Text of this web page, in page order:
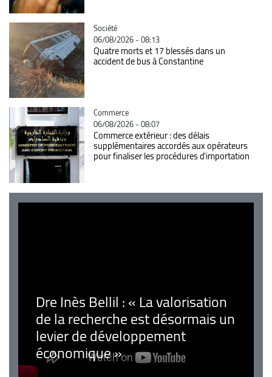
Catégorie
Société
06/08/2026 - 08:13
Quatre morts et 17 blessés dans un
accident de bus à Constantine
Catégorie
Commerce
06/08/2026 - 08:07
Commerce extérieur : des délais
supplémentaires accordés aux opérateurs
pour finaliser les procédures d'importation
Dre Inès Bellil : « La valorisation
de la recherche est désormais un
levier de développement
économique »